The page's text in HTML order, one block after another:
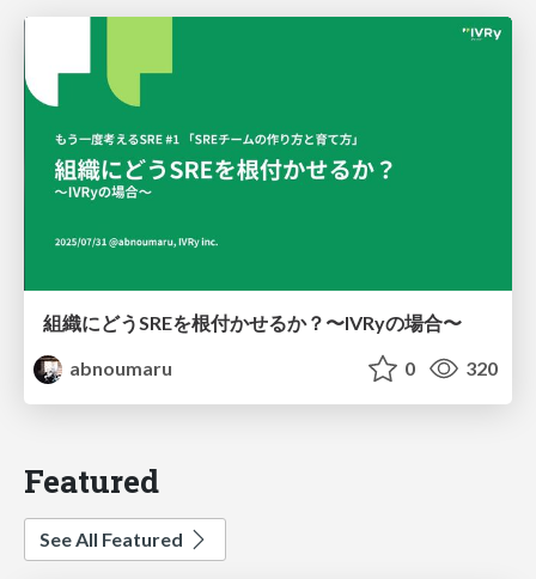
組織にどうSREを根付かせるか？〜IVRyの場合〜
abnoumaru
0 320
Featured
See All Featured